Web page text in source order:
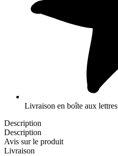
Livraison en boîte aux lettres
Description
Description
Avis sur le produit
Livraison